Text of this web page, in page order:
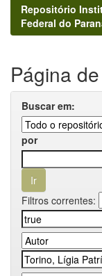
Repositório
Federal do
Página
Buscar em:
por
Filtros correntes: